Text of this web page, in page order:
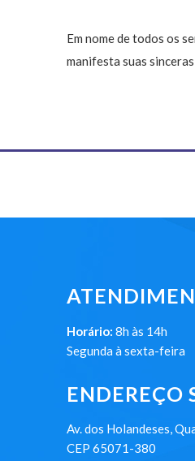
Em nome de todos os
manifesta suas
Horário: 8h às 14h
Segunda à sexta-feira
ENDEREÇO
Av. dos Holandeses,
CEP 65071-380